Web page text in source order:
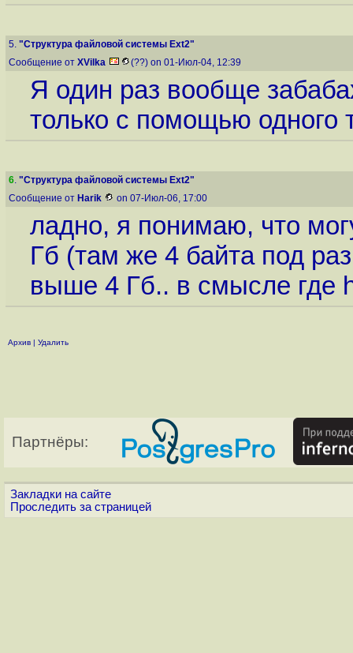
5. "Структура файловой системы Ext2"
Сообщение от XVilka (??) on 01-Июл-04, 12:39
Я один раз вообще
только с помощью одного
6. "Структура файловой системы Ext2"
Сообщение от Harik on 07-Июл-06, 17:00
ладно, я понимаю, что
Гб (там же 4 байта под
выше 4 Гб.. в смысле где
Архив | Удалить
Партнёры:
Закладки на сайте
Проследить за страницей